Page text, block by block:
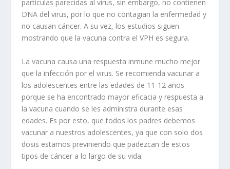
partículas parecidas al virus, sin embargo, no contienen
DNA del virus, por lo que no contagian la enfermedad y
no causan cáncer. A su vez, los estudios siguen
mostrando que la vacuna contra el VPH es segura.
La vacuna causa una respuesta inmune mucho mejor
que la infección por el virus. Se recomienda vacunar a
los adolescentes entre las edades de 11-12 años
porque se ha encontrado mayor eficacia y respuesta a
la vacuna cuando se les administra durante esas
edades. Es por esto, que todos los padres debemos
vacunar a nuestros adolescentes, ya que con solo dos
dosis estamos previniendo que padezcan de estos
tipos de cáncer a lo largo de su vida.